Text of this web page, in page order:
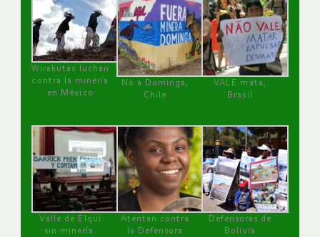
Wirakutas luchan
contra la minería
en México
No a Dominga,
Chile
VALE mata,
Brasil
Valle de Elqui
sin minería.
Atentan contra
la Defensora
Defensoras de
Bolivia